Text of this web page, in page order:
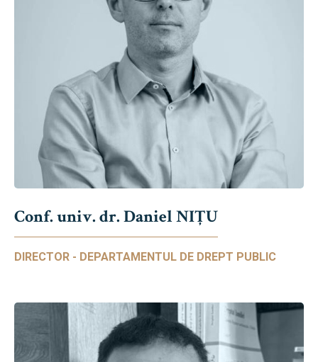
Conf. univ. dr. Daniel NIŢU
DIRECTOR - DEPARTAMENTUL DE DREPT PUBLIC